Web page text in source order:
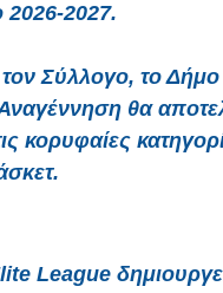
2026-2027.
τον Σύλλογο, το
θα
κορυφαίες
League